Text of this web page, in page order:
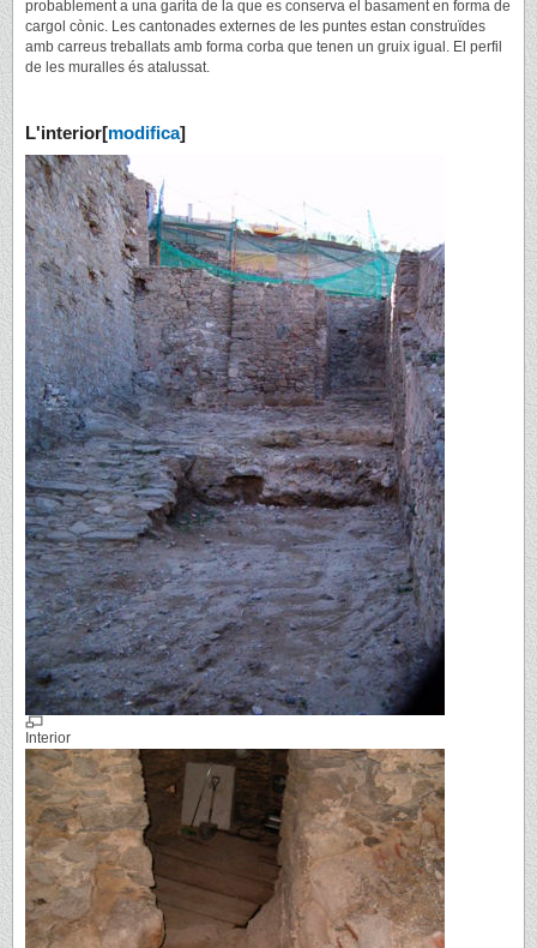
probablement a una garita de la que es conserva el basament en forma de
cargol cònic. Les cantonades externes de les puntes estan construïdes
amb carreus treballats amb forma corba que tenen un gruix igual. El perfil
de les muralles és atalussat.
L'interior[modifica]
Interior